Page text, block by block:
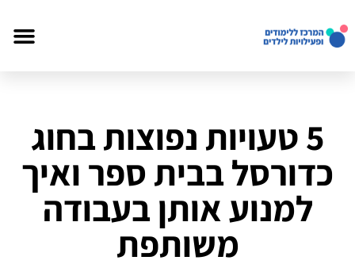
5 טעויות נפוצות בחוג
כדורסל בבית ספר ואיך
למנוע אותן בעבודה
משותפת